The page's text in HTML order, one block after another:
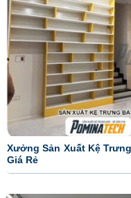
Xưởng Sản Xuất Kệ
Giá Rẻ